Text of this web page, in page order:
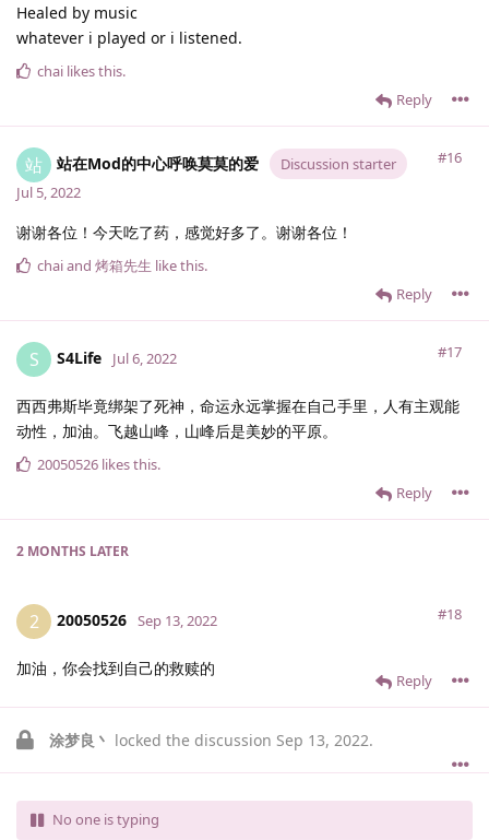
Healed by music
whatever i played or i listened.
Reply
chai likes this.
站 站在Mod的中心呼唤莫莫的爱 Discussion starter
#16
Jul 5, 2022
谢谢各位！今天吃了药，感觉好多了。谢谢各位！
Reply
chaiand 烤箱先生 like this.
S S4Life #17
Jul 6, 2022
西西弗斯毕竟绑架了死神，命运永远掌握在自己手里，人有主观能
动性，加油。飞越山峰，山峰后是美妙的平原。
Reply
20050526 likes this.
2 MONTHS LATER
2 20050526 #18
Sep 13, 2022
加油，你会找到自己的救赎的
Reply
涂梦良丶 locked the discussion Sep 13, 2022.
No one is typing